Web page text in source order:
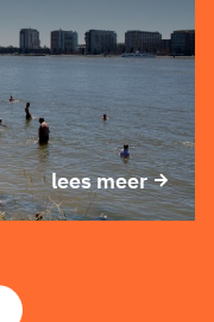
lees meer